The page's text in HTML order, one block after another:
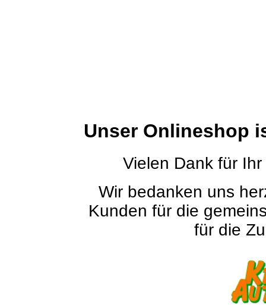
Unser Onlineshop
Vielen Dank für
Wir bedanken uns
Kunden für die
für die